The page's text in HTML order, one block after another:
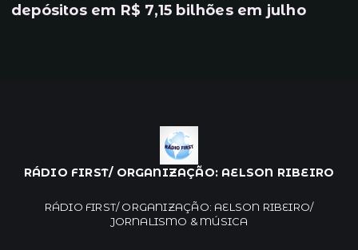
depósitos em R$ 7,15 bilhões em julho
RÁDIO FIRST/ ORGANIZAÇÃO: AELSON RIBEIRO
RÁDIO FIRST/ ORGANIZAÇÃO: AELSON RIBEIRO/
JORNALISMO & MÚSICA